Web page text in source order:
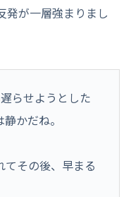
発が一層強まりまし
らせようとした
かだね。
その後、早まる